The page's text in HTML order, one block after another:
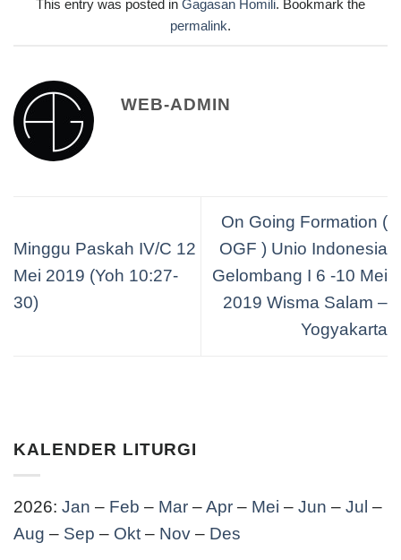
KALENDER LITURGI
2026: Jan – Feb – Mar –Apr – Mei – Jun – Jul –
Aug – Sep – Okt – Nov – Des
This entry was posted in Gagasan Homili. Bookmark the
permalink.
WEB-ADMIN
Minggu Paskah IV/C 12
Mei 2019 (Yoh 10:27-
30)
On Going Formation (
OGF ) Unio Indonesia
Gelombang I 6 -10 Mei
2019 Wisma Salam –
Yogyakarta